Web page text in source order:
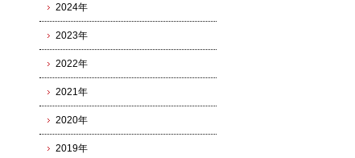
2024年
2023年
2022年
2021年
2020年
2019年